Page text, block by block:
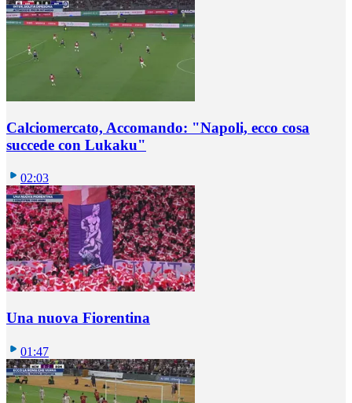
Calciomercato, Accomando: "Napoli, ecco cosa
succede con Lukaku"
02:03
Una nuova Fiorentina
01:47